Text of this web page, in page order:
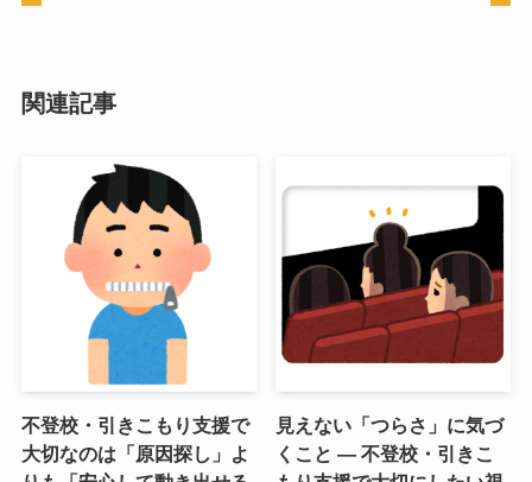
関連記事
不登校・引きこもり支援で
大切なのは「原因探し」よ
見えない「つらさ」に気づ
くこと ― 不登校・引きこ